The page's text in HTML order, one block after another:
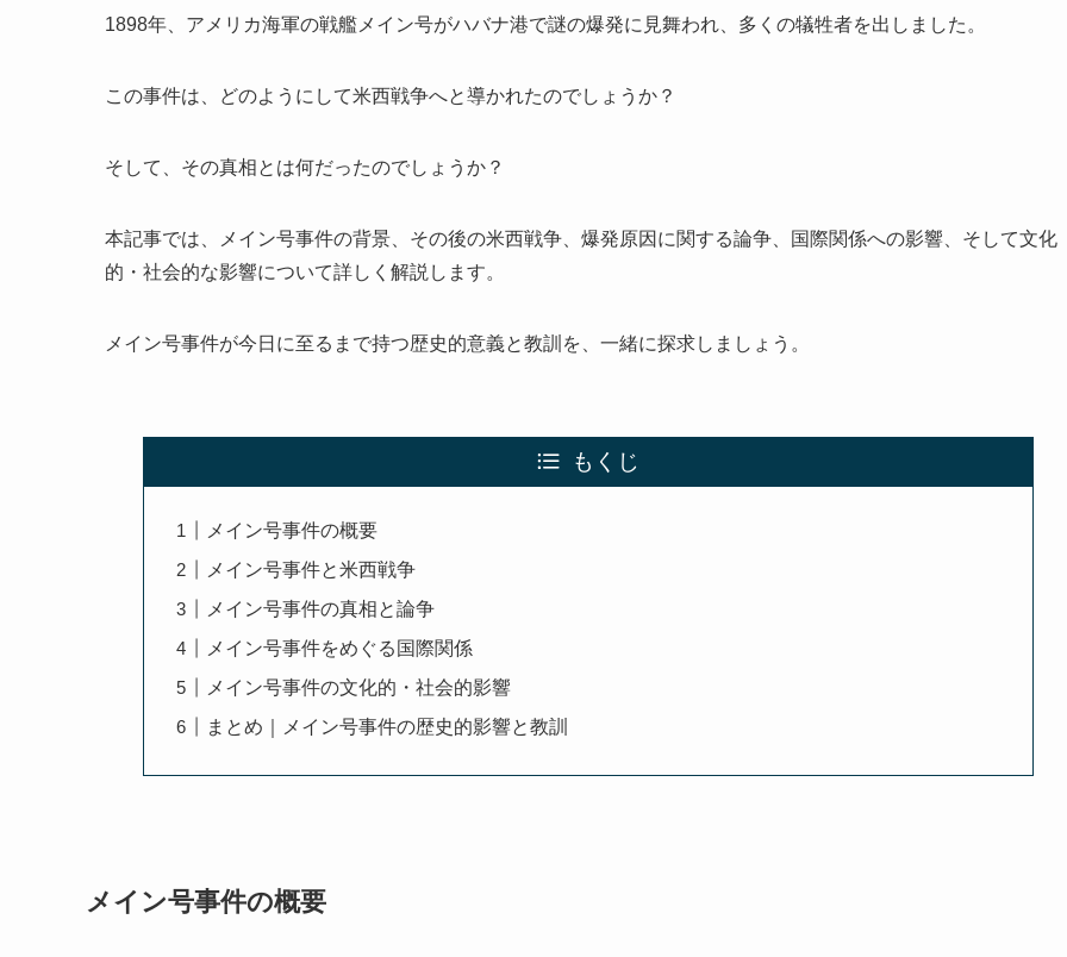
1898年、アメリカ海軍の戦艦メイン号がハバナ港で謎の爆発に見舞われ、多くの犠牲者を出しました。
この事件は、どのようにして米西戦争へと導かれたのでしょうか？
そして、その真相とは何だったのでしょうか？
本記事では、メイン号事件の背景、その後の米西戦争、爆発原因に関する論争、国際関係への影響、そして文化
的・社会的な影響について詳しく解説します。
メイン号事件が今日に至るまで持つ歴史的意義と教訓を、一緒に探求しましょう。
もくじ
メイン号事件の概要
メイン号事件と米西戦争
メイン号事件の真相と論争
メイン号事件をめぐる国際関係
メイン号事件の文化的・社会的影響
まとめ｜メイン号事件の歴史的影響と教訓
メイン号事件の概要